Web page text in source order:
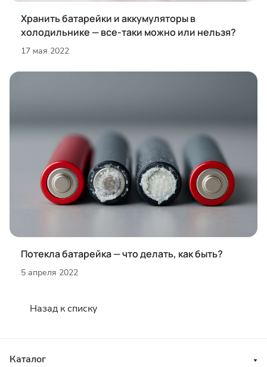
Хранить батарейки и аккумуляторы в
холодильнике — все-таки можно или нельзя?
17 мая 2022
Потекла батарейка — что делать, как быть?
5 апреля 2022
Назад к списку
Каталог